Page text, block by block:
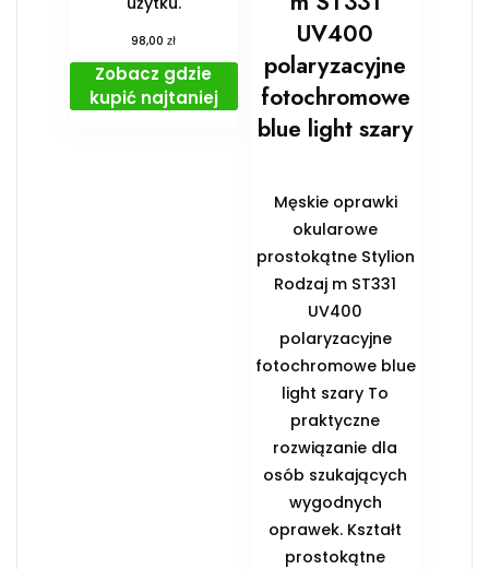
98,00zł
Zobacz gdzie
kupić najtaniej
UV400
polaryzacyjne
fotochromowe
blue light szary
Męskie oprawki
okularowe
prostokątne Stylion
Rodzaj m ST331
UV400
polaryzacyjne
fotochromowe blue
light szary To
praktyczne
rozwiązanie dla
osób szukających
wygodnych
oprawek. Kształt
prostokątne